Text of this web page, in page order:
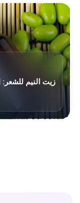
زيت النيم للشعر: